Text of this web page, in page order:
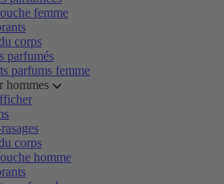
femme
corps
parfumés
parfums femme
hommes
corps
homme